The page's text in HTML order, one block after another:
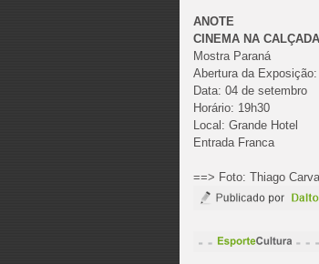
ANOTE
CINEMA NA CALÇADA
Mostra Paraná
Abertura da
Data: 04 de setembro
Horário: 19h30
Local: Grande Hotel
Entrada Franca
==> Foto: Thiago